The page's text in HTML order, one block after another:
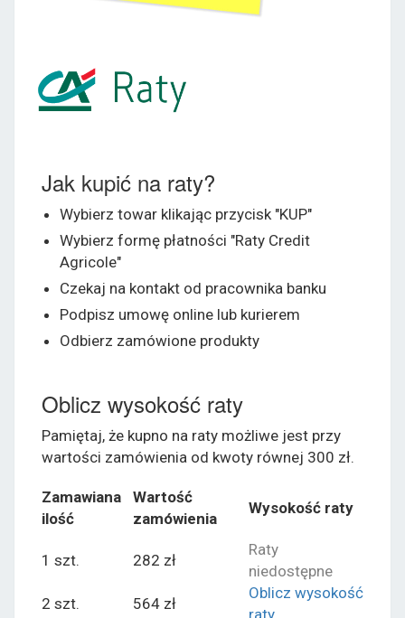
Jak kupić na raty?
Wybierz towar klikając przycisk "KUP"
Wybierz formę płatności "Raty Credit
Agricole"
Czekaj na kontakt od pracownika banku
Podpisz umowę online lub kurierem
Odbierz zamówione produkty
Oblicz wysokość raty
Pamiętaj, że kupno na raty możliwe jest przy
wartości zamówienia od kwoty równej 300 zł.
Zamawiana
ilość
Wartość
zamówienia
Wysokość raty
1 szt. 282 zł
Raty
niedostępne
2 szt.
564 zł
Oblicz wysokość